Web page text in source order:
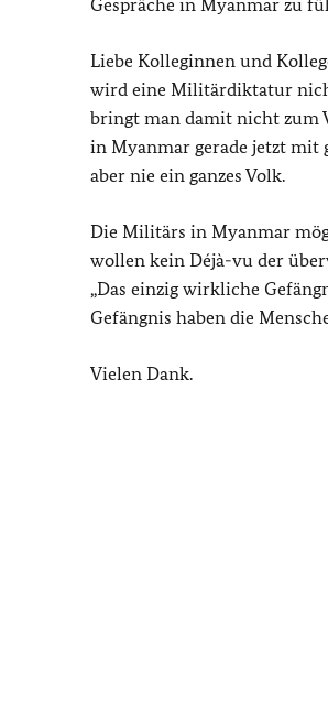
Gespräche in Myanmar zu
Liebe Kolleginnen und
wird eine Militärdiktatur
bringt man damit nicht zum
in Myanmar gerade jetzt mit
aber nie ein ganzes Volk.
Die Militärs in Myanmar
wollen kein Déjà-vu der
„Das einzig wirkliche
Gefängnis haben die
Vielen Dank.